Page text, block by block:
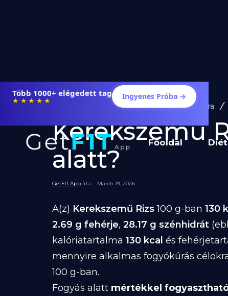
Több 1000+ elégedett tag
★★★★★ Ingyenes Próba →
Főoldal
Diéta és Étrend Ételek Fogyásra
Kerekszemű
alatt?
GetFIT App Írta - March 19, 2026
A(z) Kerekszemű Rizs100 g-ban 130
2.69 g fehérje, 28.17 g szénhidrát
kalóriatartalma 130 kcal és
mennyire alkalmas fogyókúrás
100 g-ban.
Fogyás alatt mértékkel